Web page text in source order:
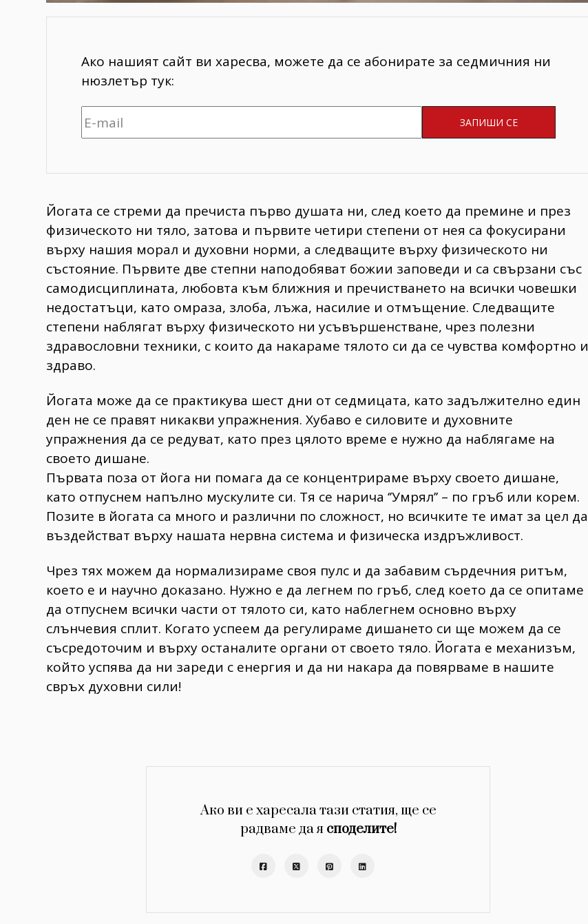
Ако нашият сайт ви харесва, можете да се абонирате за седмичния ни
нюзлетър тук:
Йогата се стреми да пречиста първо душата ни, след което да премине и през
физическото ни тяло, затова и първите четири степени от нея са фокусирани
върху нашия морал и духовни норми, а следващите върху физическото ни
състояние. Първите две степни наподобяват божии заповеди и са свързани със
самодисциплината, любовта към ближния и пречистването на всички човешки
недостатъци, като омраза, злоба, лъжа, насилие и отмъщение. Следващите
степени наблягат върху физическото ни усъвършенстване, чрез полезни
здравословни техники, с които да накараме тялото си да се чувства комфортно и
здраво.
Йогата може да се практикува шест дни от седмицата, като задължително един
ден не се правят никакви упражнения. Хубаво е силовите и духовните
упражнения да се редуват, като през цялото време е нужно да наблягаме на
своето дишане.
Първата поза от йога ни помага да се концентрираме върху своето дишане,
като отпуснем напълно мускулите си. Тя се нарича ‘’Умрял’’ – по гръб или корем.
Позите в йогата са много и различни по сложност, но всичките те имат за цел да
въздействат върху нашата нервна система и физическа издръжливост.
Чрез тях можем да нормализираме своя пулс и да забавим сърдечния ритъм,
което е и научно доказано. Нужно е да легнем по гръб, след което да се опитаме
да отпуснем всички части от тялото си, като наблегнем основно върху
слънчевия сплит. Когато успеем да регулираме дишането си ще можем да се
съсредоточим и върху останалите органи от своето тяло. Йогата е механизъм,
който успява да ни зареди с енергия и да ни накара да повярваме в нашите
свръх духовни сили!
Ако ви е харесала тази статия, ще се
радваме да я споделите!